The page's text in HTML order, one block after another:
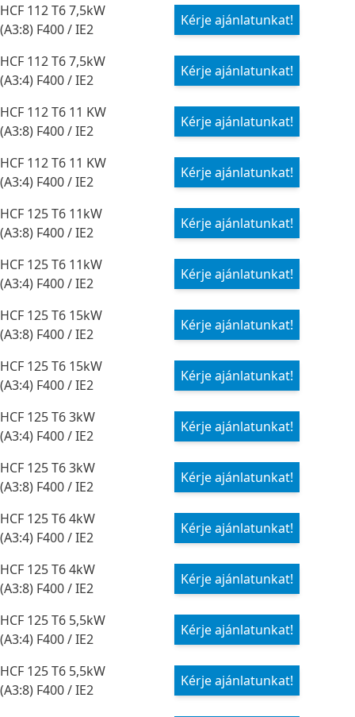
HCF 112 T6 7,5kW
(A3:8) F400 / IE2
Kérje ajánlatunkat!
HCF 112 T6 7,5kW
(A3:4) F400 / IE2
Kérje ajánlatunkat!
HCF 112 T6 11 KW
(A3:8) F400 / IE2
Kérje ajánlatunkat!
HCF 112 T6 11 KW
(A3:4) F400 / IE2
Kérje ajánlatunkat!
HCF 125 T6 11kW
(A3:8) F400 / IE2
Kérje ajánlatunkat!
HCF 125 T6 11kW
(A3:4) F400 / IE2
Kérje ajánlatunkat!
HCF 125 T6 15kW
(A3:8) F400 / IE2
Kérje ajánlatunkat!
HCF 125 T6 15kW
(A3:4) F400 / IE2
Kérje ajánlatunkat!
HCF 125 T6 3kW
(A3:4) F400 / IE2
Kérje ajánlatunkat!
HCF 125 T6 3kW
(A3:8) F400 / IE2
Kérje ajánlatunkat!
HCF 125 T6 4kW
(A3:4) F400 / IE2
Kérje ajánlatunkat!
HCF 125 T6 4kW
(A3:8) F400 / IE2
Kérje ajánlatunkat!
HCF 125 T6 5,5kW
(A3:4) F400 / IE2
Kérje ajánlatunkat!
HCF 125 T6 5,5kW
(A3:8) F400 / IE2
Kérje ajánlatunkat!